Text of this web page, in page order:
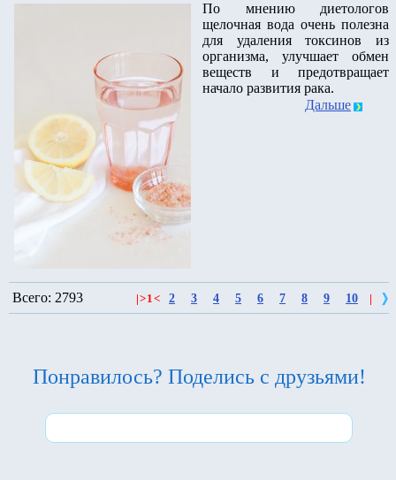
По мнению диетологов
щелочная вода очень полезна
для удаления токсинов из
организма, улучшает обмен
веществ и предотвращает
начало развития рака.
Дальше
Всего: 2793 >1< 2 3 4 5 6 7 8 9 10
Понравилось? Поделись с друзьями!